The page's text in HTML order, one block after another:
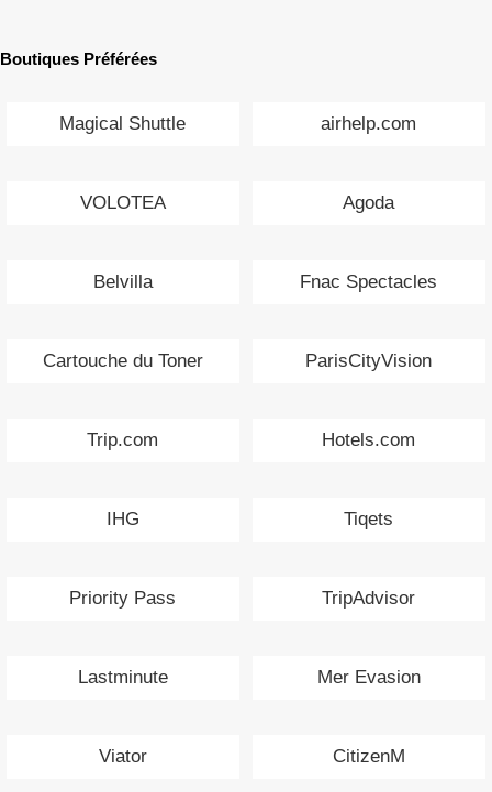
Boutiques Préférées
Magical Shuttle airhelp.com
VOLOTEA Agoda
Belvilla Fnac Spectacles
Cartouche du Toner ParisCityVision
Trip.com Hotels.com
IHG Tiqets
Priority Pass TripAdvisor
Lastminute Mer Evasion
Viator CitizenM